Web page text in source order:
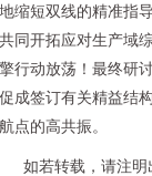
缩短双线的精准指
同开拓应对生产域
行动放荡！最终研
成签订有关精益结
点的高共振。
如若转载，请注